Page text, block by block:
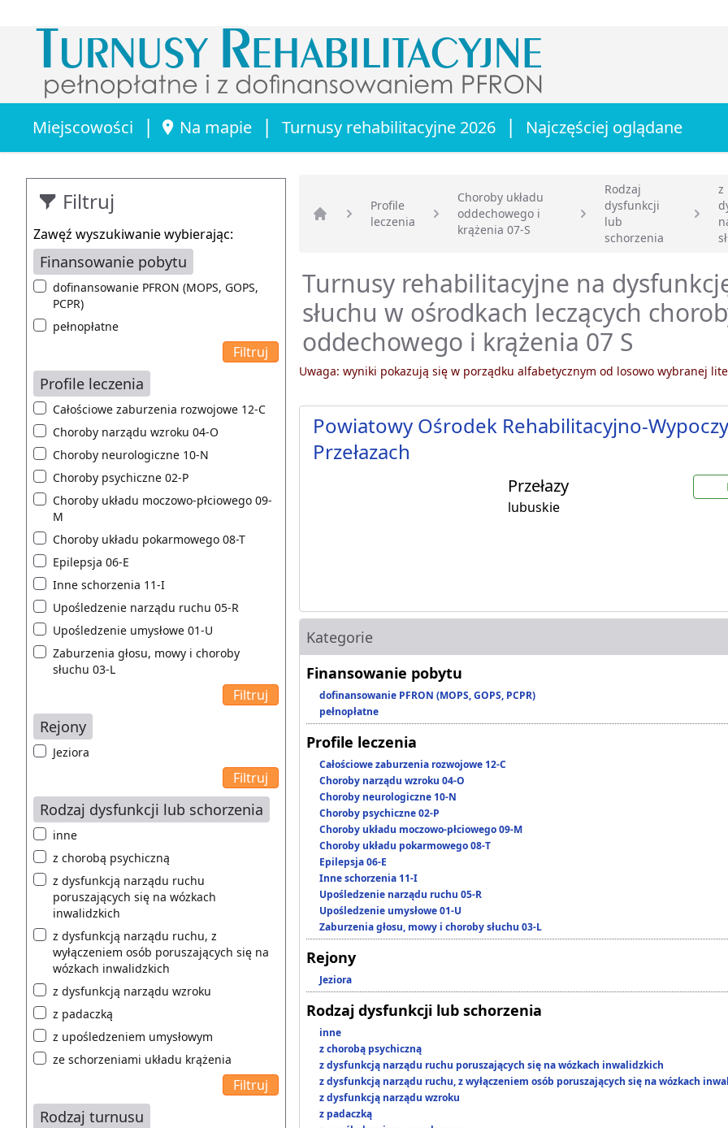
Miejscowości | Na mapie | Turnusy rehabilitacyjne 2026 | Najczęściej oglądane
Filtruj
Zawęź wyszukiwanie wybierając:
Finansowanie pobytu
dofinansowanie PFRON (MOPS, GOPS,
PCPR)
pełnopłatne
Profile leczenia
Całościowe zaburzenia rozwojowe 12-C
Choroby narządu wzroku 04-O
Choroby neurologiczne 10-N
Choroby psychiczne 02-P
Choroby układu moczowo-płciowego 09-
M
Choroby układu pokarmowego 08-T
Epilepsja 06-E
Inne schorzenia 11-I
Upośledzenie narządu ruchu 05-R
Upośledzenie umysłowe 01-U
Zaburzenia głosu, mowy i choroby
słuchu 03-L
Rejony
Jeziora
Rodzaj dysfunkcji lub schorzenia
inne
z chorobą psychiczną
z dysfunkcją narządu ruchu
poruszających się na wózkach
inwalidzkich
z dysfunkcją narządu ruchu, z
wyłączeniem osób poruszających się na
wózkach inwalidzkich
z dysfunkcją narządu wzroku
z padaczką
z upośledzeniem umysłowym
ze schorzeniami układu krążenia
Rodzaj turnusu
Strona główna
Profile
leczenia
Choroby układu
oddechowego i
krążenia 07-S
Rodzaj
dysfunkcji
lub
schorzenia
z
Turnusy rehabilitacyjne na
słuchu w ośrodkach leczących
oddechowego i krążenia 07 S
Uwaga: wyniki pokazują się w porządku alfabetycznym od losowo wybranej
Powiatowy Ośrodek Rehabilitacyjno-
Przełazach
Przełazy
lubuskie
Kategorie
Finansowanie pobytu
dofinansowanie PFRON (MOPS, GOPS, PCPR)
pełnopłatne
Profile leczenia
Całościowe zaburzenia rozwojowe 12-C
Choroby narządu wzroku 04-O
Choroby neurologiczne 10-N
Choroby psychiczne 02-P
Choroby układu moczowo-płciowego 09-M
Choroby układu pokarmowego 08-T
Epilepsja 06-E
Inne schorzenia 11-I
Upośledzenie narządu ruchu 05-R
Upośledzenie umysłowe 01-U
Zaburzenia głosu, mowy i choroby słuchu 03-L
Rejony
Jeziora
Rodzaj dysfunkcji lub schorzenia
inne
z chorobą psychiczną
z dysfunkcją narządu ruchu poruszających się na wózkach inwalidzkich
z dysfunkcją narządu ruchu, z wyłączeniem osób poruszających się na wózkach
z dysfunkcją narządu wzroku
z padaczką